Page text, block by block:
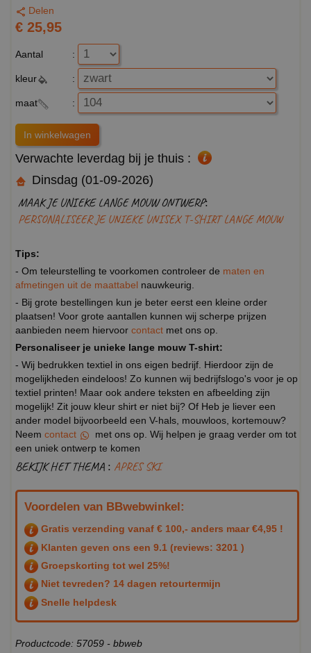
Delen
€ 25,95
Aantal :
kleur :
maat :
Verwachte leverdag bij je thuis :
Dinsdag (01-09-2026)
MAAK JE UNIEKE LANGE MOUW ONTWERP:
PERSONALISEER JE UNIEKE UNISEX T-SHIRT LANGE MOUW
Tips:
- Om teleurstelling te voorkomen controleer de maten en
afmetingen uit de maattabel nauwkeurig.
- Bij grote bestellingen kun je beter eerst een kleine order
plaatsen! Voor grote aantallen kunnen wij scherpe prijzen
aanbieden neem hiervoor contact met ons op.
Personaliseer je unieke lange mouw T-shirt:
- Wij bedrukken textiel in ons eigen bedrijf. Hierdoor zijn de
mogelijkheden eindeloos! Zo kunnen wij bedrijfslogo's voor je op
textiel printen! Maar ook andere teksten en afbeelding zijn
mogelijk! Zit jouw kleur shirt er niet bij? Of Heb je liever een
ander model bijvoorbeeld een V-hals, mouwloos, kortemouw?
Neem contact
met ons op. Wij helpen je graag verder om tot
een uniek ontwerp te komen
BEKIJK HET THEMA : APRES SKI
Voordelen van BBwebwinkel:
Gratis verzending vanaf € 100,- anders maar €4,95 !
Klanten geven ons een 9.1 (reviews: 3201 )
Groepskorting tot wel 25%!
Niet tevreden? 14 dagen retourtermijn
Snelle helpdesk
Productcode: 57059 - bbweb